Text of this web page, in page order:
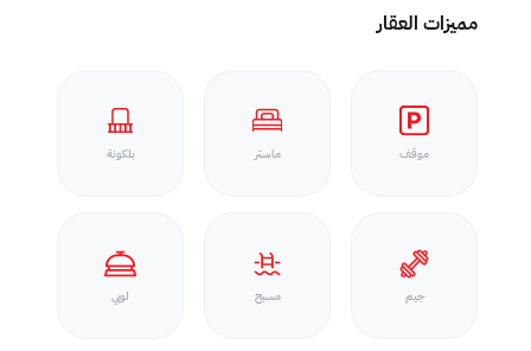
مميزات العقار
موقف ماستر بلكونة
جيم مسبح لوبي